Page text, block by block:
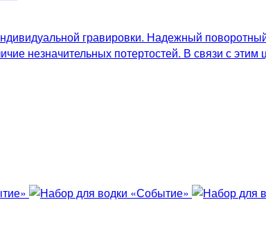
гравировки. Надежный
незначительных потертостей. В связи с этим